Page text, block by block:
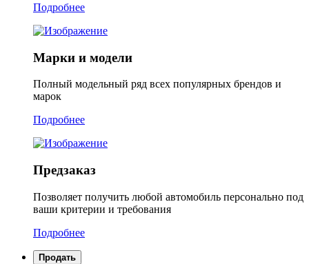
Подробнее
Марки и модели
Полный модельный ряд всех популярных брендов и
марок
Подробнее
Предзаказ
Позволяет получить любой автомобиль персонально под
ваши критерии и требования
Подробнее
Продать